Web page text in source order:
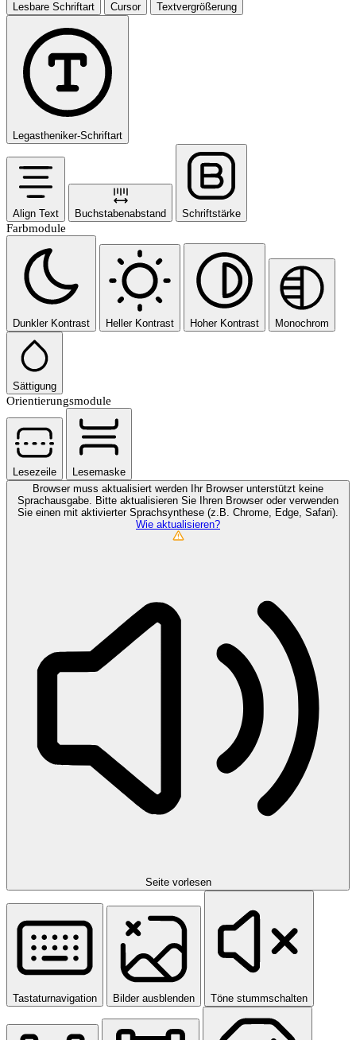
Lesbare Schriftart Cursor Textvergrößerung
Legastheniker-Schriftart
Align Text Buchstabenabstand Schriftstärke
Farbmodule
Dunkler Kontrast Heller Kontrast Hoher Kontrast Monochrom
Sättigung
Orientierungsmodule
Lesezeile
Lesemaske
Browser muss aktualisiert werden
Ihr Browser unterstützt keine
Sprachausgabe. Bitte aktualisieren Sie Ihren Browser oder verwenden
Sie einen mit aktivierter Sprachsynthese (z.B. Chrome, Edge, Safari).
Wie aktualisieren?
Seite vorlesen
Tastaturnavigation Bilder ausblenden Töne stummschalten